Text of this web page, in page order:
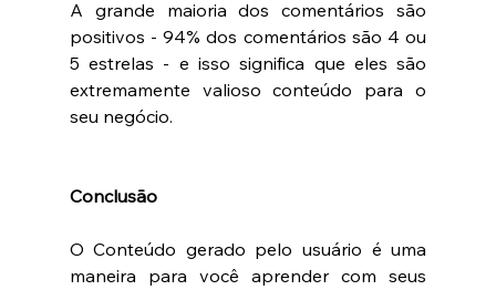
A grande maioria dos comentários são
positivos - 94% dos comentários são 4 ou
5 estrelas - e isso significa que eles são
extremamente valioso conteúdo para o
seu negócio.
Conclusão
O Conteúdo gerado pelo usuário é uma
maneira para você aprender com seus